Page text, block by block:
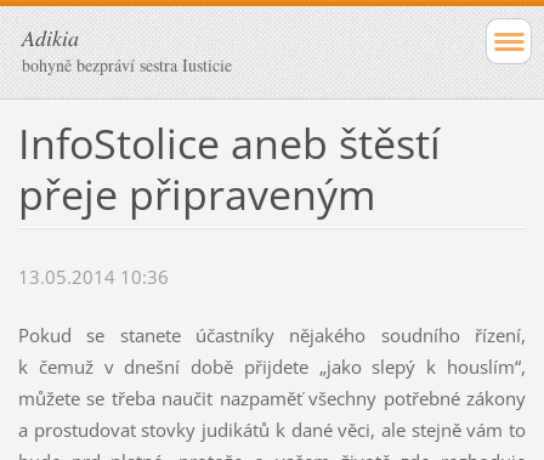
Adikia
bohyně bezpráví sestra Iusticie
InfoStolice aneb štěstí
přeje připraveným
13.05.2014 10:36
Pokud se stanete účastníky nějakého soudního řízení,
k čemuž v dnešní době přijdete „jako slepý k houslím“,
můžete se třeba naučit nazpaměť všechny potřebné zákony
a prostudovat stovky judikátů k dané věci, ale stejně vám to